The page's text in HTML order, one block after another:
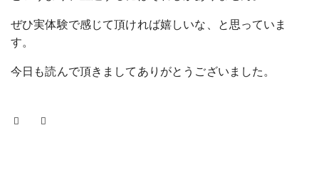
ぜひ実体験で感じて頂ければ嬉しいな、と思っていま
す。
今日も読んで頂きましてありがとうございました。